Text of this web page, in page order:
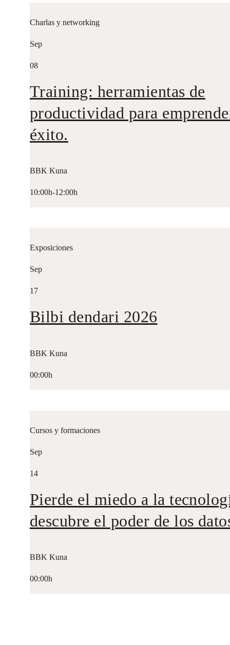
Charlas y networking
Sep
08
Training: herramientas de
productividad para
éxito.
BBK Kuna
10:00h-12:00h
Exposiciones
Sep
17
Bilbi dendari 2026
BBK Kuna
00:00h
Cursos y formaciones
Sep
14
Pierde el miedo a la
descubre el poder de los
BBK Kuna
00:00h